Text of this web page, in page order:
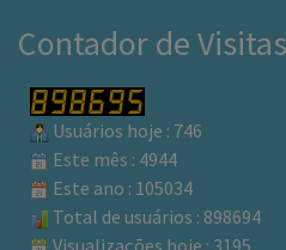
Contador de Visitas
Usuários hoje : 746
Este mês : 4944
Este ano : 105034
Total de usuários : 898694